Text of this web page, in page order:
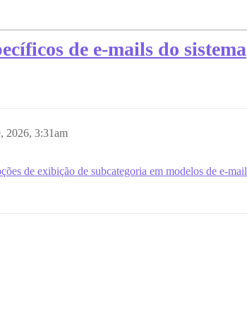
de e-mails do sistema
2026, 3:31am
de exibição de subcategoria em modelos de e-mail